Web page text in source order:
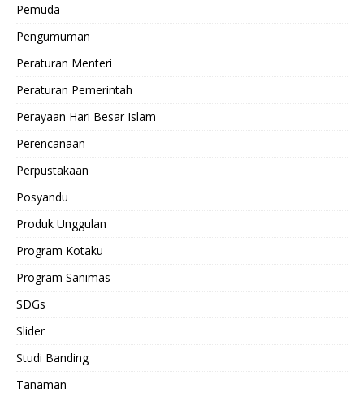
Pemuda
Pengumuman
Peraturan Menteri
Peraturan Pemerintah
Perayaan Hari Besar Islam
Perencanaan
Perpustakaan
Posyandu
Produk Unggulan
Program Kotaku
Program Sanimas
SDGs
Slider
Studi Banding
Tanaman